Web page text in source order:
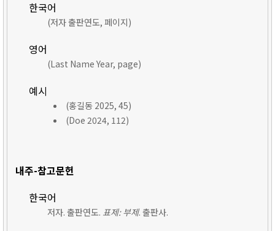
한국어
(저자 출판연도, 페이지)
영어
(Last Name Year, page)
예시
(홍길동 2025, 45)
(Doe 2024, 112)
내주-참고문헌
한국어
저자. 출판연도. 표제: 부제. 출판사.